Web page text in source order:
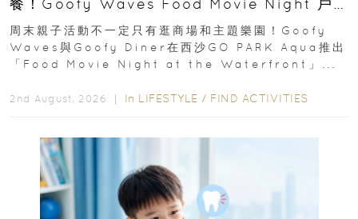
外影院逢週末登場
周末親子活動不一定只有逛商場和主題樂園！Goofy
Waves與Goofy Diner在西沙GO PARK Aqua推出
「Food Movie Night at the Waterfront」...
2nd August, 2026 ｜ In LIFESTYLE / FIND ACTIVITIES